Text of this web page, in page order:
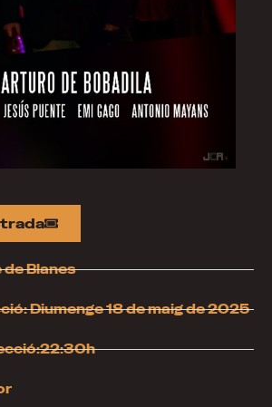
de Blanes
Diumenge 18 de maig de 2025